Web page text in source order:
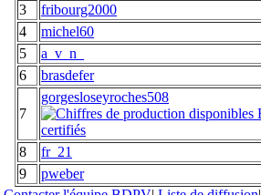
3
fribourg2000
4
michel60
5
a_v_n_
6
brasdefer
7
gorgesloseyroches508
8
fr_21
9
pweber